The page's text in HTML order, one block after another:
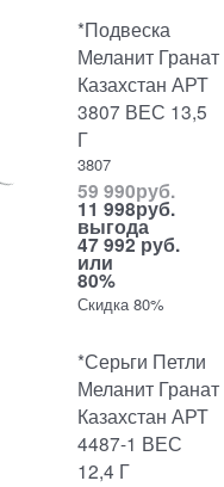
*Подвеска
Меланит Гранат
Казахстан АРТ
3807 ВЕС 13,5
Г
3807
59 990руб.
11 998руб.
выгода
47 992 руб.
или
80%
Скидка 80%
*Серьги Петли
Меланит Гранат
Казахстан АРТ
4487-1 ВЕС
12,4 Г